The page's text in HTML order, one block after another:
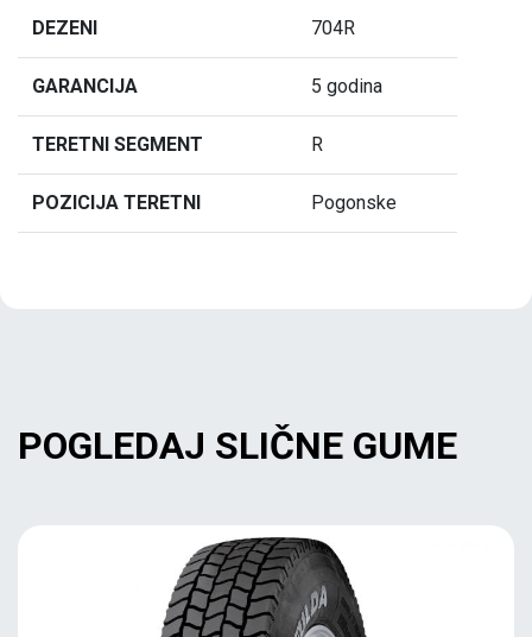
DEZENI 704R
GARANCIJA 5 godina
TERETNI SEGMENT R
POZICIJA TERETNI Pogonske
POGLEDAJ SLIČNE GUME